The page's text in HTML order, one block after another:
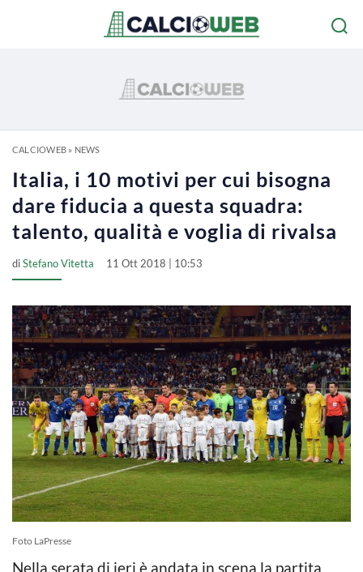
CALCIOWEB» NEWS
Italia, i 10 motivi per cui bisogna
dare fiducia a questa squadra:
talento, qualità e voglia di rivalsa
diStefano Vitetta 11 Ott 2018 | 10:53
Foto LaPresse
Nella serata di ieri è andata in scena la partita